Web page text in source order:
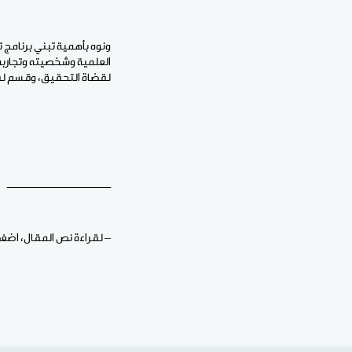
ونوه بأهمية تبني
العلمية وشخصيته
لقضاة التحقيق، وقسم
ـــــــــــــــــــــــــــــــــ
– لقراءة نص المقال،